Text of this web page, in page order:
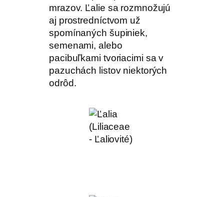
mrazov. Ľalie sa rozmnožujú
aj prostredníctvom už
spomínaných šupiniek,
semenami, alebo
pacibuľkami tvoriacimi sa v
pazuchách listov niektorých
odrôd.